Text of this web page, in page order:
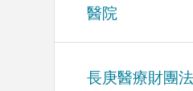
醫院
長庚醫療財團